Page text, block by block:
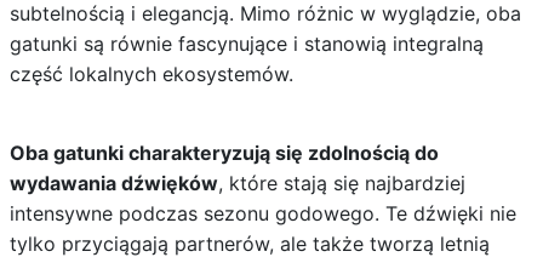
subtelnością i elegancją. Mimo różnic w wyglądzie, oba
gatunki są równie fascynujące i stanowią integralną
część lokalnych ekosystemów.
Oba gatunki charakteryzują się zdolnością do
wydawania dźwięków, które stają się najbardziej
intensywne podczas sezonu godowego. Te dźwięki nie
tylko przyciągają partnerów, ale także tworzą letnią